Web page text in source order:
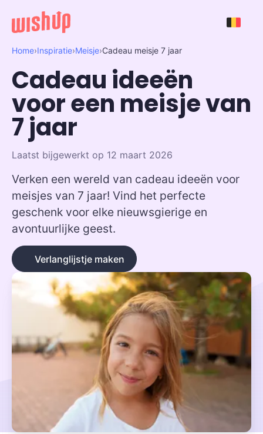
Home›Inspiratie›Meisje›Cadeau meisje 7 jaar
Cadeau ideeën
voor een meisje van
7 jaar
Laatst bijgewerkt op 12 maart 2026
Verken een wereld van cadeau ideeën voor
meisjes van 7 jaar! Vind het perfecte
geschenk voor elke nieuwsgierige en
avontuurlijke geest.
Verlanglijstje maken